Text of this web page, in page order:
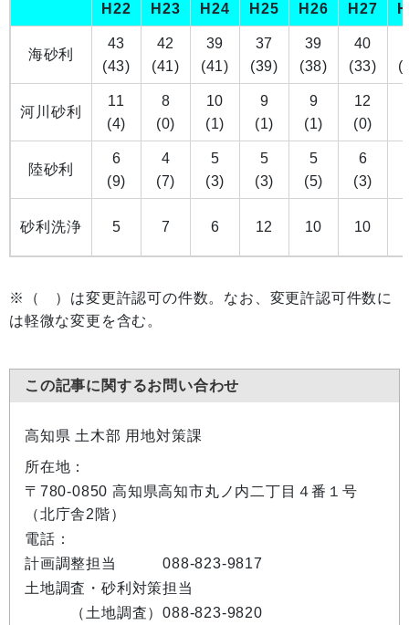
H22 H23 H24 H25 H26 H27
海砂利
43
(43)
42
(41)
39
(41)
37
(39)
39
(38)
40
(33)
河川砂利
11
(4)
8
(0)
10
(1)
9
(1)
9
(1)
12
(0)
陸砂利
6
(9)
4
(7)
5
(3)
5
(3)
5
(5)
6
(3)
砂利洗浄 5 7 6 12 10 10
※（ ）は変更許認可の件数。なお、変更許認可件数に
は軽微な変更を含む。
この記事に関するお問い合わせ
高知県 土木部 用地対策課
所在地：
〒780-0850 高知県高知市丸ノ内二丁目４番１号
（北庁舎2階）
電話：
計画調整担当 088-823-9817
土地調査・砂利対策担当
（土地調査）088-823-9820